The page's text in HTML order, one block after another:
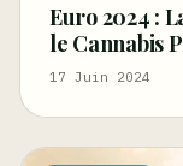
Euro 2024 :
le Cannabis
Supporters
17 Juin 2024